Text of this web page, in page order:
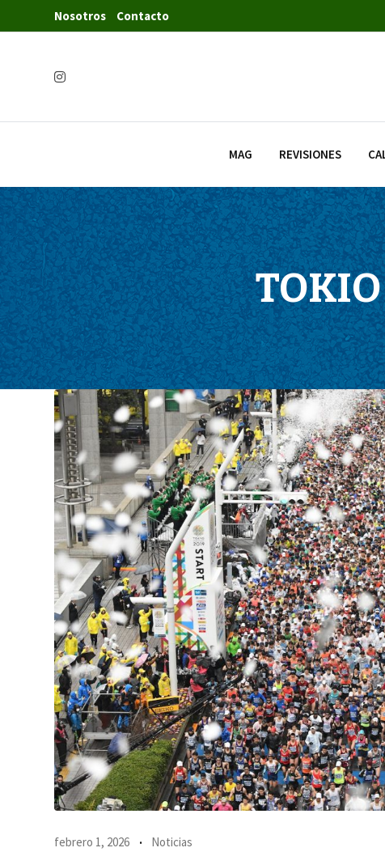
Nosotros Contacto
MAG REVISIONES
febrero 1, 2026 Noticias